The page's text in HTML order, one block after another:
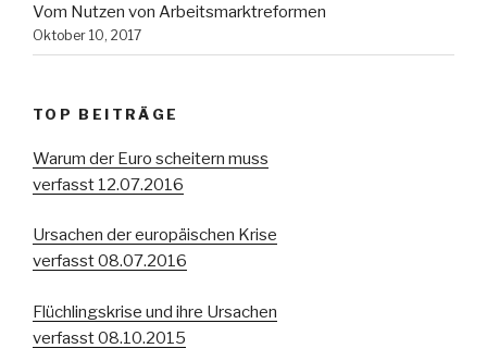
Vom Nutzen von Arbeitsmarktreformen
Oktober 10, 2017
TOP BEITRÄGE
Warum der Euro scheitern muss
verfasst 12.07.2016
Ursachen der europäischen Krise
verfasst 08.07.2016
Flüchlingskrise und ihre Ursachen
verfasst 08.10.2015